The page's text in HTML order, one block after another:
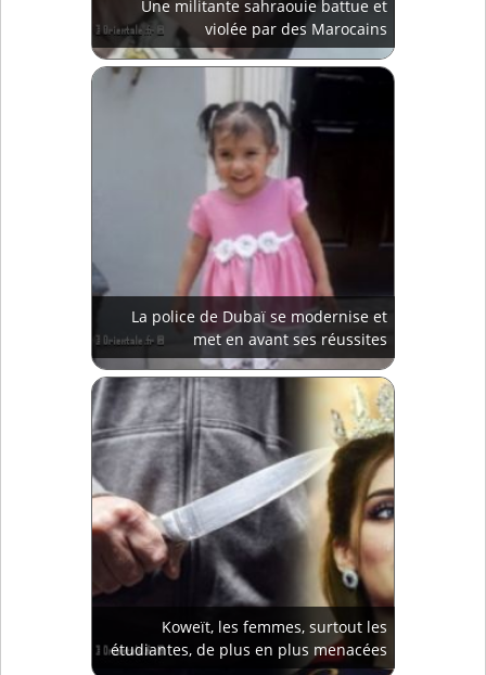
Une militante sahraouie battue et
violée par des Marocains
La police de Dubaï se modernise et
met en avant ses réussites
Koweït, les femmes, surtout les
étudiantes, de plus en plus menacées